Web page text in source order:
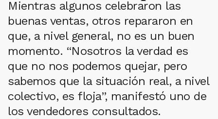
Mientras algunos celebraron las
buenas ventas, otros repararon en
que, a nivel general, no es un buen
momento. “Nosotros la verdad es
que no nos podemos quejar, pero
sabemos que la situación real, a nivel
colectivo, es floja”, manifestó uno de
los vendedores consultados.